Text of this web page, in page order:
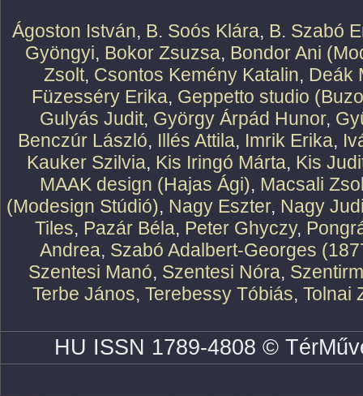
Ágoston István, B. Soós Klára, B. Szabó
Gyöngyi, Bokor Zsuzsa, Bondor Ani
Zsolt, Csontos Kemény Katalin, Deák
Füzesséry Erika, Geppetto studio
Gulyás Judit, György Árpád Hunor,
Benczúr László, Illés Attila, Imrik Erika,
Kauker Szilvia, Kis Iringó Márta, Kis
MAAK design (Hajas Ági), Macsali
(Modesign Stúdió), Nagy Eszter, Nagy
Tiles, Pazár Béla, Peter Ghyczy,
Andrea, Szabó Adalbert-Georges
Szentesi Manó, Szentesi Nóra,
Terbe János, Terebessy Tóbiás, Tolnai
HU ISSN 1789-4808 ©